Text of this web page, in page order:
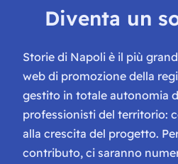
Diventa un
Storie di Napoli è il più
web di promozione della
gestito in totale autonomia
professionisti del territorio:
alla crescita del progetto.
contributo, ci saranno